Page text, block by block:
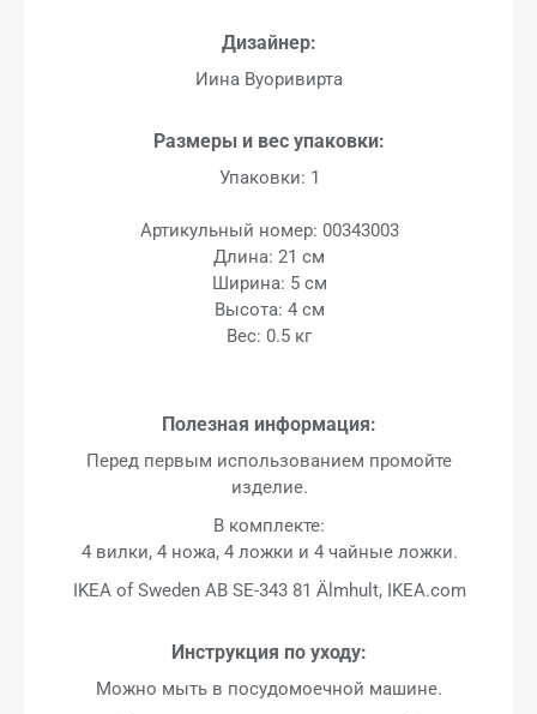
Дизайнер:
Иина Вуоривирта
Размеры и вес упаковки:
Упаковки: 1
Артикульный номер: 00343003
Длина: 21 см
Ширина: 5 см
Высота: 4 см
Вес: 0.5 кг
Полезная информация:
Перед первым использованием промойте
изделие.
В комплекте:
4 вилки, 4 ножа, 4 ложки и 4 чайные ложки.
IKEA of Sweden AB SE-343 81 Älmhult, IKEA.com
Инструкция по уходу:
Можно мыть в посудомоечной машине.